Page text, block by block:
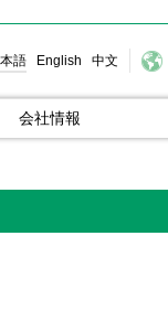
語 English 中文
会社情報